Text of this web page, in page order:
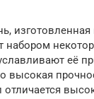
изготовленная
набором
её
высокая
отличается